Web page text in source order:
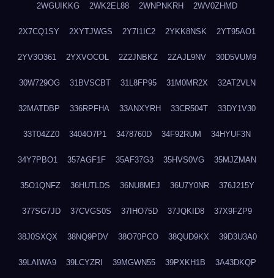
2WGUIKKG 2WK2EL88 2WNPNKRH 2WV0ZHMD
2X7CQ1SY 2XYTJWGS 2Y7I1IC2 2YKK8NSK 2YT95AO1
2YV3O361 2YXVOCOL 2Z2JNBKZ 2ZAJL9NV 30D5VUM9
30W729OG 31BVSCBT 31L8FP95 31M0MR2X 32AT2VLN
32MATDBP 336RPFHA 33ANXYRH 33CR504T 33DY1V30
33T04ZZ0 3404O7P1 3478760D 34F92RUM 34HYUF3N
34Y7PBO1 357AGF1F 35AF37G3 35HVS0VG 35MJZMAN
35O1QNFZ 36HUTLDS 36NU8MEJ 36U7Y0NR 376J215Y
377SG7JD 37CVGS0S 37IHO75D 37JQKID8 37X9FZP9
38J0SXQX 38NQ9PDV 38O70PCO 38QUD9KX 39D3U3A0
39LAIWA9 39LCYZRI 39MGWN55 39PXKH1B 3A43DKQP